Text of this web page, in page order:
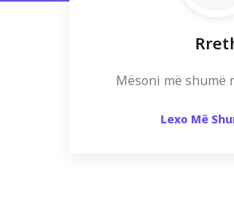
Mësoni më shumë
Lexo Më